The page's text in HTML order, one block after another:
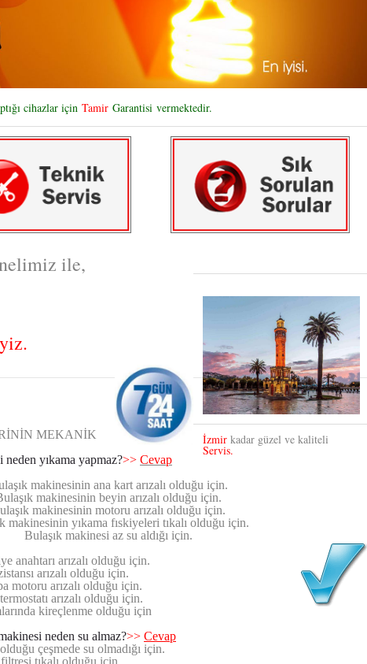
cihazlar içinTamir Garantisivermektedir.
ile,
İzmir kadar güzel ve kaliteli
Servis.
MEKANİK
yıkama yapmaz?>> Cevap
makinesinin ana kart arızalı olduğu için.
makinesinin beyin arızalı olduğu için.
makinesinin motoru arızalı olduğu için.
makinesinin yıkama fıskiyeleri tıkalı olduğu için.
Bulaşık makinesi az su aldığı için.
anahtarı arızalı olduğu için.
arızalı olduğu için.
motoru arızalı olduğu için.
arızalı olduğu için.
kireçlenme olduğu için
neden su almaz?>> Cevap
çeşmede su olmadığı için.